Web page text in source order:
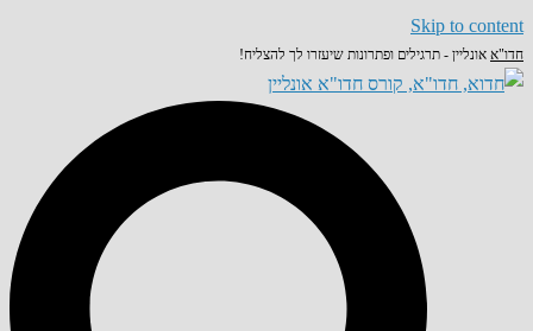
Skip to content
חדו"א אונליין - תרגילים ופתרונות שיעזרו לך להצליח!